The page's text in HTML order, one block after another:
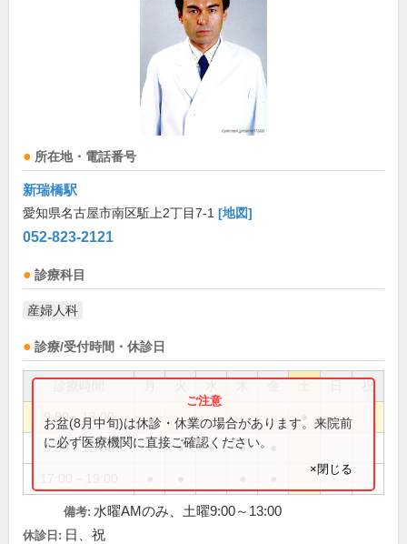
所在地・電話番号
新瑞橋駅
愛知県名古屋市南区駈上2丁目7-1 [地図]
052-823-2121
診療科目
産婦人科
診療/受付時間・休診日
祝
9:00～13:00
9:30～12:30 ● ● ● ●
お盆(8月中旬)は休診・休業の場合があります。来院前
に必ず医療機関に直接ご確認ください。
×閉じる
備考: 水曜AMのみ、土曜9:00～13:00
休診日: 日、祝